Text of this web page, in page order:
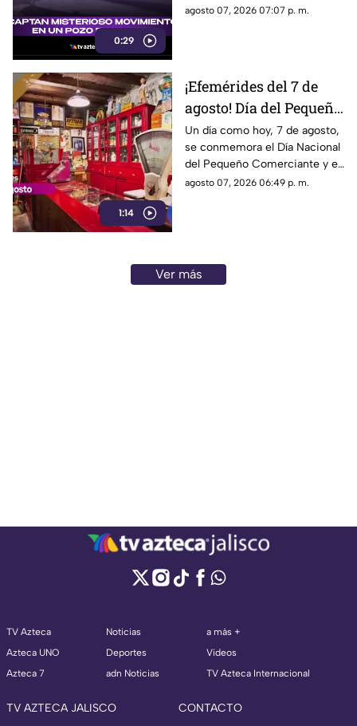
0:29
ya investigan qué ocurre bajo
agosto 07, 2026 07:07 p. m.
1:14
¡Efemérides del 7 de
agosto! Día del Pequeño
Comerciante
Un día como hoy, 7 de agosto,
se conmemora el Día Nacional
del Pequeño Comerciante y el
inicio de la construcción del
agosto 07, 2026 06:49 p. m.
Ver más
TV Azteca
Azteca UNO
Azteca 7
Noticias
Deportes
adn Noticias
a más +
Videos
TV Azteca Internacional
TV AZTECA JALISCO CONTACTO